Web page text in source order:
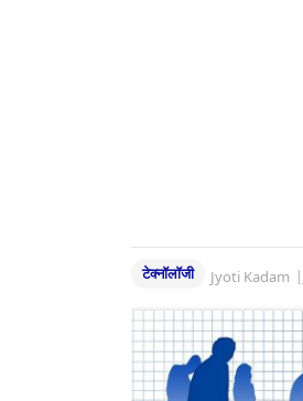
टेक्नॉलॉजी Jyoti Kadam |